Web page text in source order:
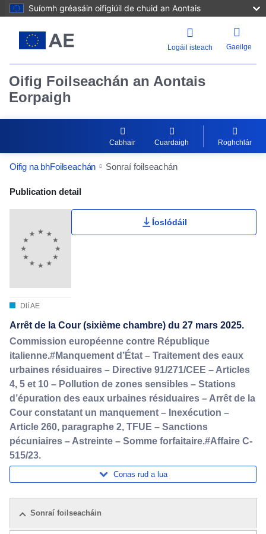
Suíomh gréasáin oifigiúil de chuid an Aontais
Logáil isteach Gaeilge
Oifig Foilseachán an Aontais
Eorpaigh
Cabhair Cuardaigh Roghchlár
Oifig na bhFoilseachán Sonraí foilseachán
Publication Detail Actions Portlet
Publication detail
Dlí AE
Íoslódáil
Arrêt de la Cour (sixième chambre) du 27 mars 2025.
Commission européenne contre République
italienne.#Manquement d’État – Traitement des eaux
urbaines résiduaires – Directive 91/271/CEE – Articles
4, 5 et 10 – Pollution de zones sensibles – Stations
d’épuration des eaux urbaines résiduaires – Arrêt de la
Cour constatant un manquement – Inexécution –
Article 260, paragraphe 2, TFUE – Sanctions
pécuniaires – Astreinte – Somme forfaitaire.#Affaire C-
515/23.
Conas rud a lua
Sonraí foilseacháin